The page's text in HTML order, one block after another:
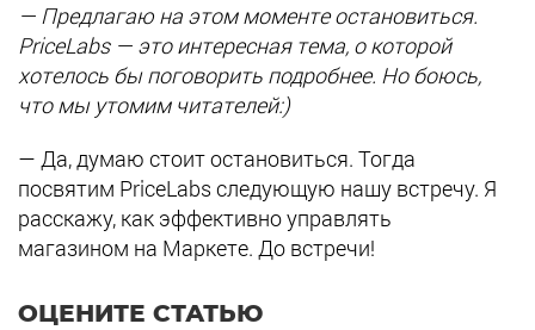
— Предлагаю на этом моменте остановиться.
PriceLabs — это интересная тема, о которой
хотелось бы поговорить подробнее. Но боюсь,
что мы утомим читателей:)
— Да, думаю стоит остановиться. Тогда
посвятим PriceLabs следующую нашу встречу. Я
расскажу, как эффективно управлять
магазином на Маркете. До встречи!
ОЦЕНИТЕ СТАТЬЮ